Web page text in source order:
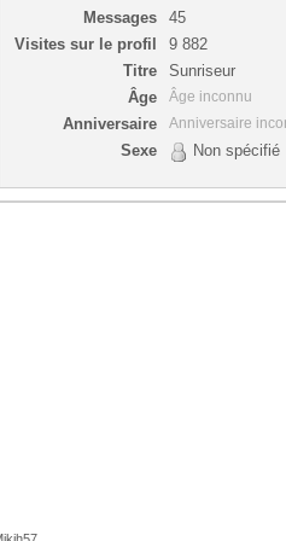
Messages
45
Visites sur le profil
9 882
Titre
Sunriseur
Âge
Âge inconnu
Anniversaire Anniversaire
Sexe Non spécifié